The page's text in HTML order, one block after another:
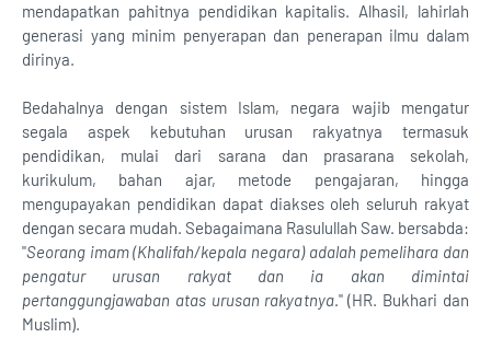
mendapatkan pahitnya pendidikan kapitalis. Alhasil, lahirlah
generasi yang minim penyerapan dan penerapan ilmu dalam
dirinya.
Bedahalnya dengan sistem Islam, negara wajib mengatur
segala aspek kebutuhan urusan rakyatnya termasuk
pendidikan, mulai dari sarana dan prasarana sekolah,
kurikulum, bahan ajar, metode pengajaran, hingga
mengupayakan pendidikan dapat diakses oleh seluruh rakyat
dengan secara mudah. Sebagaimana Rasulullah Saw. bersabda:
"Seorang imam (Khalifah/kepala negara) adalah pemelihara dan
pengatur urusan rakyat dan ia akan dimintai
pertanggungjawaban atas urusan rakyatnya." (HR. Bukhari dan
Muslim).